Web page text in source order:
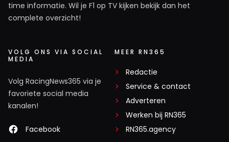
time informatie. Wil je F1 op TV kijken bekijk dan het
complete overzicht!
VOLG ONS VIA SOCIAL
MEDIA
Volg RacingNews365 via je
favoriete social media
kanalen!
Facebook
MEER RN365
Redactie
Service & contact
Adverteren
Werken bij RN365
RN365.agency